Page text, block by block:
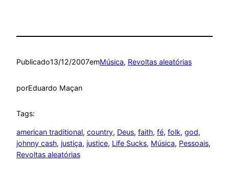
Publicado13/12/2007emMúsica, Revoltas aleatórias
porEduardo Maçan
Tags:
american traditional, country, Deus, faith, fé, folk, god
johnny cash, justiça, justice, Life Sucks, Música, Pessoais
Revoltas aleatórias